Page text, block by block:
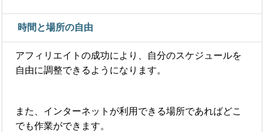
時間と場所の自由
アフィリエイトの成功により、自分のスケジュールを
自由に調整できるようになります。
また、インターネットが利用できる場所であればどこ
でも作業ができます。